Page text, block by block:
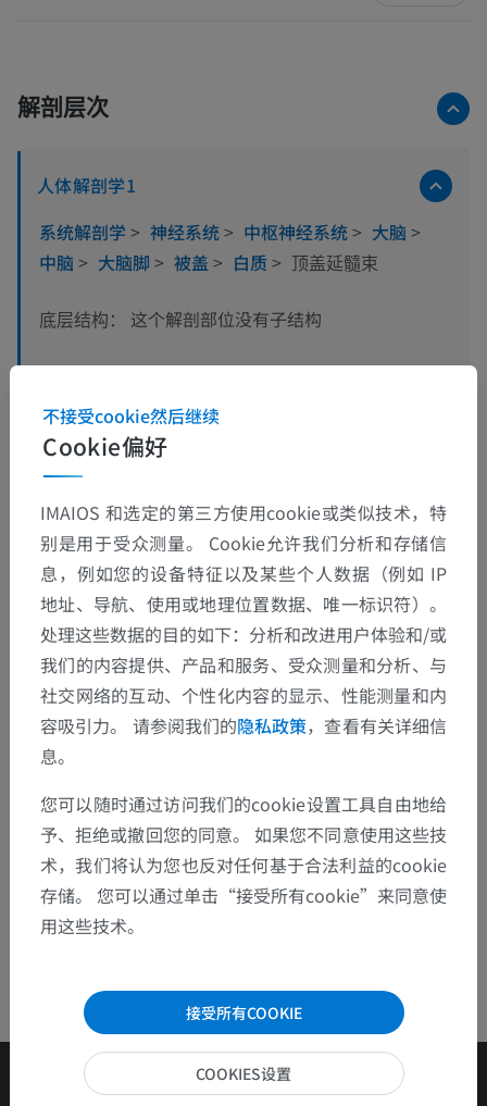
解剖层次
人体解剖学1
系统解剖学 > 神经系统> 中枢神经系统> 大脑 >
中脑 > 大脑脚 > 被盖 > 白质> 顶盖延髓束
底层结构： 这个解剖部位没有子结构
人体神经解剖学
翻译
发现错误？
欢迎提出更正、翻译或内容改进的建议。
检举错误
Cookie偏好
不接受cookie然后继续
IMAIOS 和选定的第三方使用cookie或类似技术，特
别是用于受众测量。 Cookie允许我们分析和存储信
息，例如您的设备特征以及某些个人数据（例如 IP
地址、导航、使用或地理位置数据、唯一标识符）。
处理这些数据的目的如下：分析和改进用户体验和/或
我们的内容提供、产品和服务、受众测量和分析、与
社交网络的互动、个性化内容的显示、性能测量和内
容吸引力。 请参阅我们的隐私政策，查看有关详细信
息。
您可以随时通过访问我们的cookie设置工具自由地给
予、拒绝或撤回您的同意。 如果您不同意使用这些技
术，我们将认为您也反对任何基于合法利益的cookie
存储。 您可以通过单击“接受所有cookie”来同意使
用这些技术。
接受所有COOKIE
COOKIES设置